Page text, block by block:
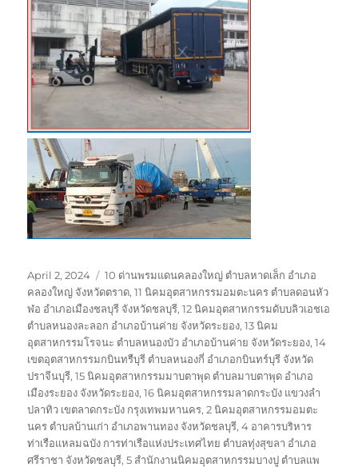
Posted
on
April 2, 2024 Tags
10 ด่านพรมแดนคลองใหญ่ ตำบลหาดเล็ก อำเภอ
คลองใหญ่ จังหวัดตราด,11 นิคมอุตสาหกรรมอมตะนคร ตำบลดอนหัว
ฬอ อำเภอเมืองชลบุรี จังหวัดชลบุรี,12 นิคมอุตสาหกรรมดับบลิวเอชเอ
ตำบลหนองละลอก อำเภอบ้านค่าย จังหวัดระยอง,13 นิคม
อุตสาหกรรมโรจนะ ตำบลหนองบัว อำเภอบ้านค่าย จังหวัดระยอง,14
เขตอุตสาหกรรมกบินทรืบุรี ตำบลหนองกี่ อำเภอกบินทร์บุรี จังหวัด
ปราจีนบุรี,15 นิคมอุตสาหกรรมมาบตาพุด ตำบลมาบตาพุด อำเภอ
เมืองระยอง จังหวัดระยอง,16 นิคมอุตสาหกรรมลาดกระบัง แขวงลำ
ปลาทิว เขตลาดกระบัง กรุงเทพมหานคร,2 นิคมอุตสาหกรรมอมตะ
นคร ตำบลบ้านเก่า อำเภอพานทอง จังหวัดชลบุรี,4 อาคารบริหาร
ท่าเรือแหลมฉบัง การท่าเรือแห่งประเทศไทย ตำบลทุ่งสุขลา อำเภอ
ศรีราชา จังหวัดชลบุรี,5 สำนักงานนิคมอุตสาหกรรมบางปู ตำบลแพ